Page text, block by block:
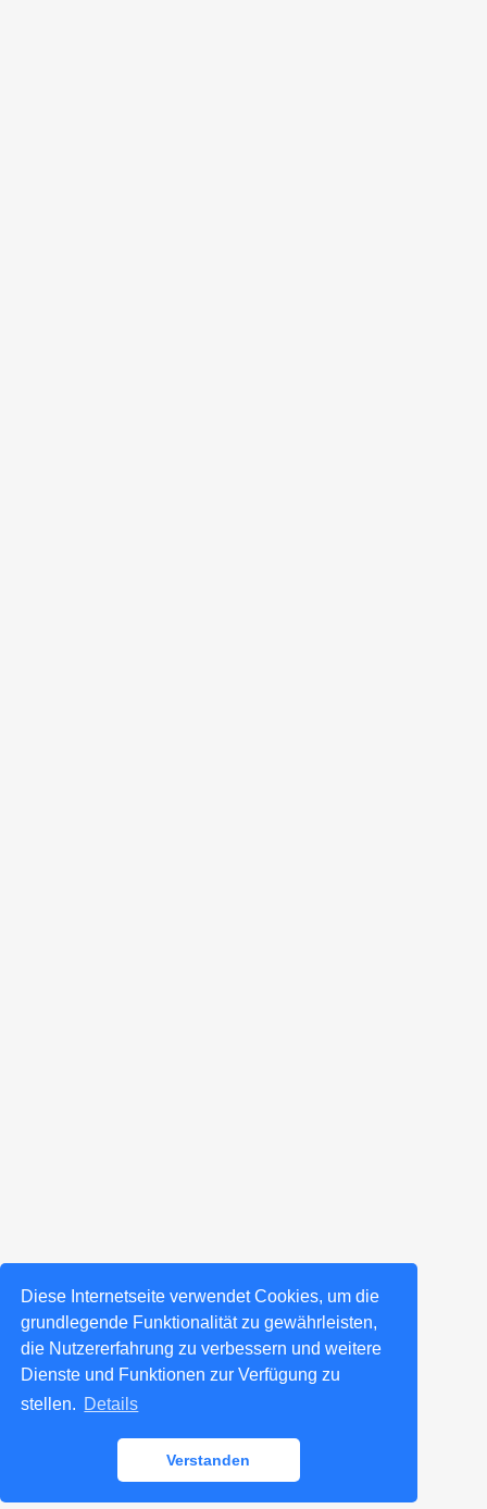
Diese Internetseite verwendet Cookies, um die
grundlegende Funktionalität zu gewährleisten,
die Nutzererfahrung zu verbessern und weitere
Dienste und Funktionen zur Verfügung zu
stellen. Details
Verstanden